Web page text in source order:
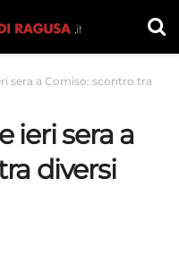
sera a Comiso: scontro tra
ieri sera a
diversi